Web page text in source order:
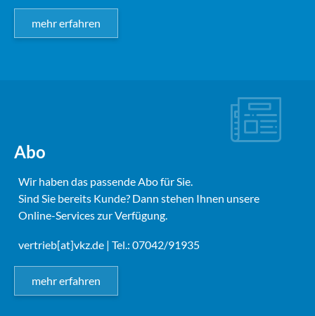
mehr erfahren
Abo
Wir haben das passende Abo für Sie.
Sind Sie bereits Kunde? Dann stehen Ihnen unsere
Online-Services zur Verfügung.
vertrieb[at]vkz.de | Tel.: 07042/91935
mehr erfahren